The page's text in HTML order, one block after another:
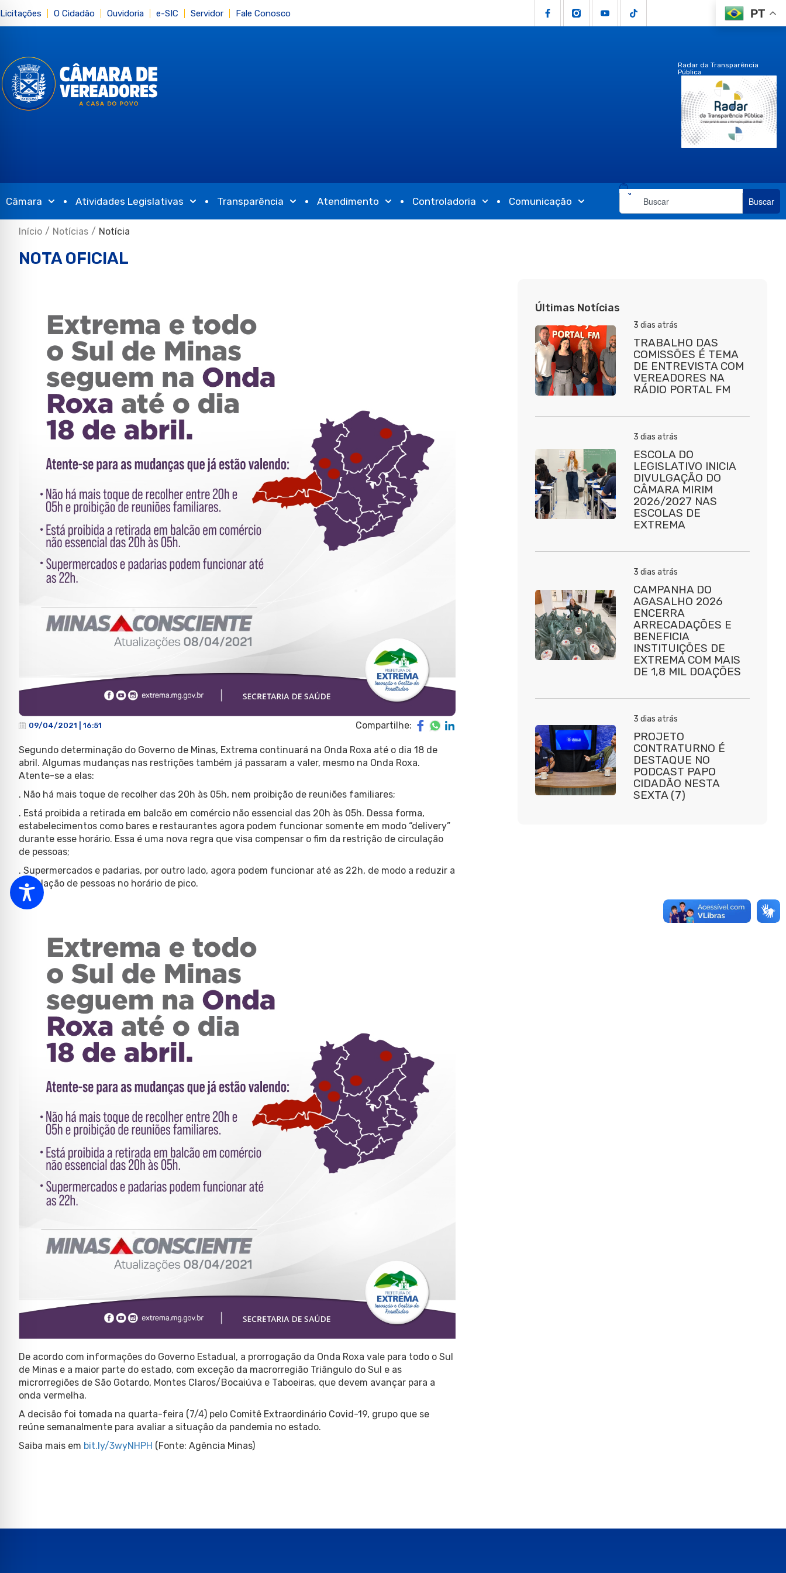
Licitações O Cidadão Ouvidoria e-SIC Servidor Fale Conosco PT
Radar da Transparência
Pública
Câmara Atividades Legislativas Transparência Atendimento Controladoria Comunicação Buscar
Início / Notícias / Notícia
NOTA OFICIAL
09/04/2021 | 16:51 Compartilhe:
Segundo determinação do Governo de Minas, Extrema continuará na Onda Roxa até o dia 18 de
abril. Algumas mudanças nas restrições também já passaram a valer, mesmo na Onda Roxa.
Atente-se a elas:
. Não há mais toque de recolher das 20h às 05h, nem proibição de reuniões familiares;
. Está proibida a retirada em balcão em comércio não essencial das 20h às 05h. Dessa forma,
estabelecimentos como bares e restaurantes agora podem funcionar somente em modo “delivery”
durante esse horário. Essa é uma nova regra que visa compensar o fim da restrição de circulação
de pessoas;
. Supermercados e padarias, por outro lado, agora podem funcionar até as 22h, de modo a reduzir a
circulação de pessoas no horário de pico.
De acordo com informações do Governo Estadual, a prorrogação da Onda Roxa vale para todo o Sul
de Minas e a maior parte do estado, com exceção da macrorregião Triângulo do Sul e as
microrregiões de São Gotardo, Montes Claros/Bocaiúva e Taboeiras, que devem avançar para a
onda vermelha.
A decisão foi tomada na quarta-feira (7/4) pelo Comitê Extraordinário Covid-19, grupo que se
reúne semanalmente para avaliar a situação da pandemia no estado.
Saiba mais em bit.ly/3wyNHPH (Fonte: Agência Minas)
Últimas Notícias
3 dias atrás
TRABALHO DAS
COMISSÕES É TEMA
DE ENTREVISTA COM
VEREADORES NA
RÁDIO PORTAL FM
3 dias atrás
ESCOLA DO
LEGISLATIVO INICIA
DIVULGAÇÃO DO
CÂMARA MIRIM
2026/2027 NAS
ESCOLAS DE
EXTREMA
3 dias atrás
CAMPANHA DO
AGASALHO 2026
ENCERRA
ARRECADAÇÕES E
BENEFICIA
INSTITUIÇÕES DE
EXTREMA COM MAIS
DE 1,8 MIL DOAÇÕES
3 dias atrás
PROJETO
CONTRATURNO É
DESTAQUE NO
PODCAST PAPO
CIDADÃO NESTA
SEXTA (7)